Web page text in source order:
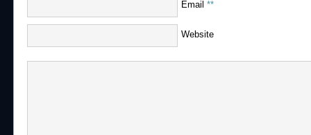
Email **
Website